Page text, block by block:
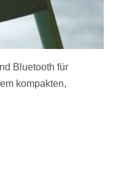
Bluetooth für
kompakten,